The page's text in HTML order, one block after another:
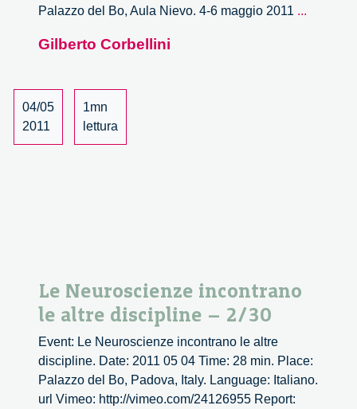
Palazzo del Bo, Aula Nievo. 4-6 maggio 2011 ...
Gilberto Corbellini
04/05
2011
1mn
lettura
Le Neuroscienze incontrano
le altre discipline – 2/30
Event: Le Neuroscienze incontrano le altre
discipline. Date: 2011 05 04 Time: 28 min. Place:
Palazzo del Bo, Padova, Italy. Language: Italiano.
url Vimeo: http://vimeo.com/24126955 Report: